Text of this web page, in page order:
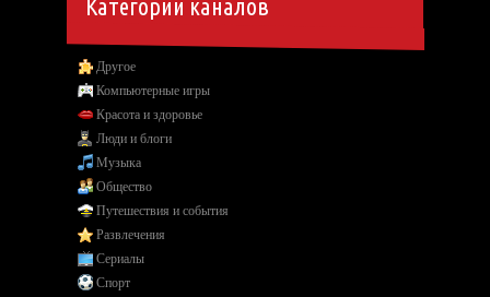
Категории каналов
Другое
Компьютерные игры
Красота и здоровье
Люди и блоги
Музыка
Общество
Путешествия и события
Развлечения
Сериалы
Спорт